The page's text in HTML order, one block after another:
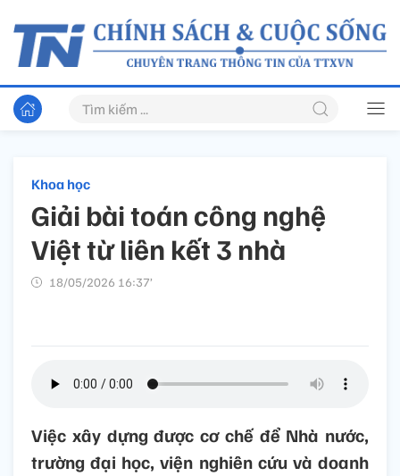
Khoa học
Giải bài toán công nghệ
Việt từ liên kết 3 nhà
18/05/2026 16:37’
Việc xây dựng được cơ chế để Nhà nước,
trường đại học, viện nghiên cứu và doanh